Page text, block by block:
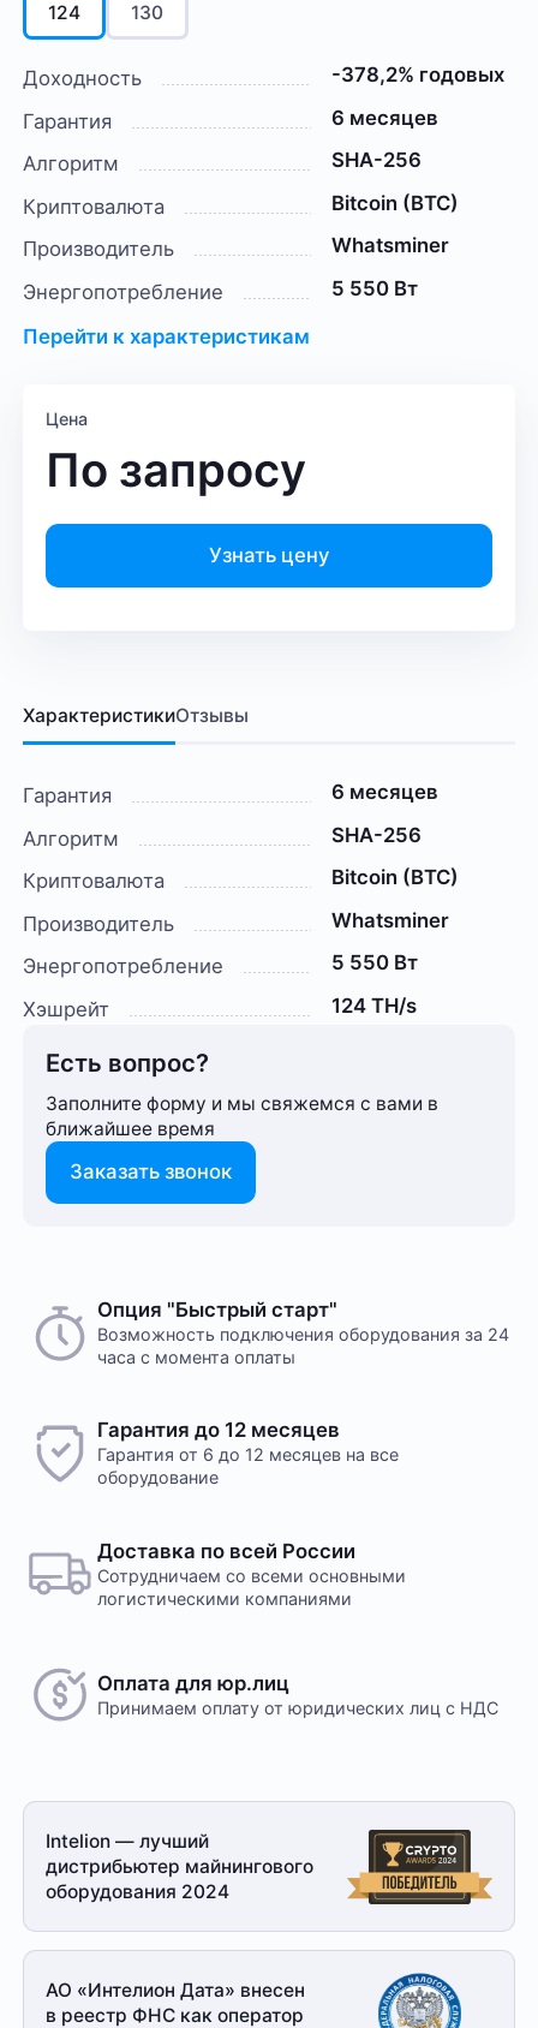
124 130
Доходность
-378,2% годовых
Гарантия
6 месяцев
Алгоритм
SHA-256
Криптовалюта
Bitcoin (BTC)
Производитель
Whatsminer
Энергопотребление
5 550 Вт
Перейти к характеристикам
Цена
По запросу
Узнать цену
ХарактеристикиОтзывы
Гарантия
6 месяцев
Алгоритм
SHA-256
Криптовалюта
Bitcoin (BTC)
Производитель
Whatsminer
Энергопотребление
5 550 Вт
Хэшрейт
124 TH/s
Есть вопрос?
Заполните форму и мы свяжемся с вами в
ближайшее время
Заказать звонок
Опция "Быстрый старт"
Возможность подключения оборудования за 24
часа с момента оплаты
Гарантия до 12 месяцев
Гарантия от 6 до 12 месяцев на все
оборудование
Доставка по всей России
Сотрудничаем со всеми основными
логистическими компаниями
Оплата для юр.лиц
Принимаем оплату от юридических лиц с НДС
Intelion — лучший
дистрибьютер майнингового
оборудования 2024
АО «Интелион Дата» внесен
в реестр ФНС как оператор